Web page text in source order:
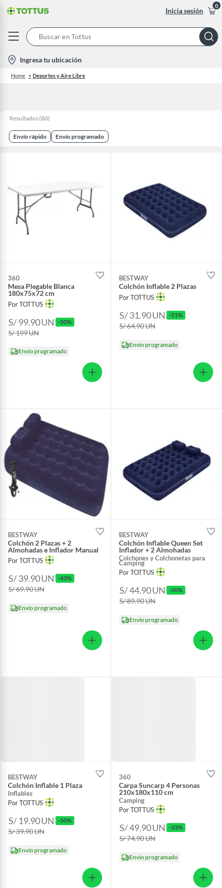
Inicia sesión
0
Bar
location-
icon
Ingresa tu ubicación
Home Deportes y Aire Libre
Resultados (80)
Envío rápido Envío programado
360
Mesa Plegable Blanca
180x75x72 cm
Por TOTTUS
S/ 99.90UN -50%
S/ 199UN
Envío programado
BESTWAY
Colchón Inflable 2 Plazas
Por TOTTUS
S/ 31.90UN -51%
S/ 64.90UN
Envío programado
BESTWAY
Colchón 2 Plazas + 2
Almohadas e Inflador Manual
Por TOTTUS
S/ 39.90UN -43%
S/ 69.90UN
Envío programado
BESTWAY
Colchón Inflable Queen Set
Inflador + 2 Almohadas
Colchones y Colchonetas para
Camping
Por TOTTUS
S/ 44.90UN -50%
S/ 89.90UN
Envío programado
BESTWAY
Colchón Inflable 1 Plaza
Inflables
Por TOTTUS
S/ 19.90UN -50%
S/ 39.90UN
Envío programado
360
Carpa Suncarp 4 Personas
210x180x110 cm
Camping
Por TOTTUS
S/ 49.90UN -33%
S/ 74.90UN
Envío programado